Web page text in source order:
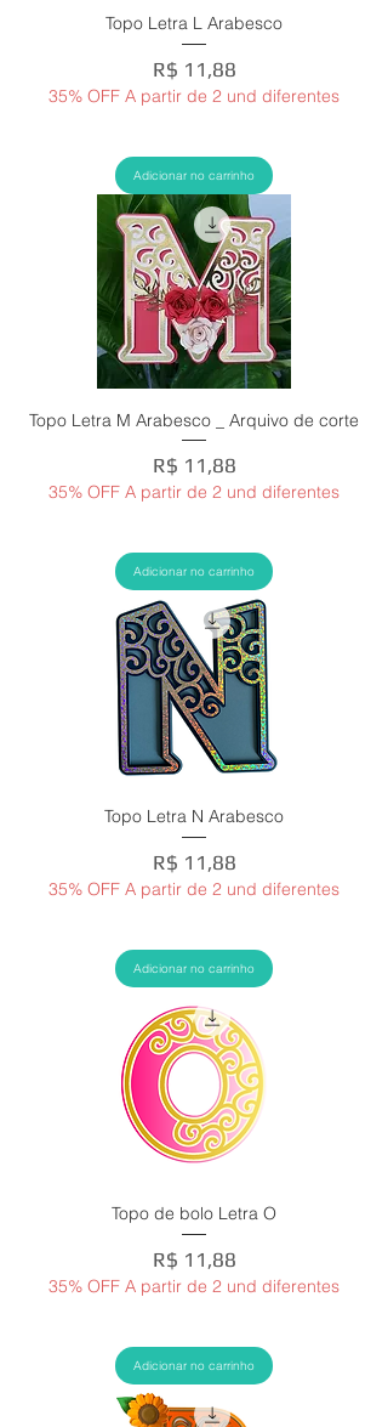
Topo Letra L Arabesco
Preço
R$ 11,88
35% OFF A partir de 2 und diferentes
Adicionar no carrinho
Topo Letra M Arabesco _ Arquivo de corte
Preço
R$ 11,88
35% OFF A partir de 2 und diferentes
Adicionar no carrinho
Topo Letra N Arabesco
Preço
R$ 11,88
35% OFF A partir de 2 und diferentes
Adicionar no carrinho
Topo de bolo Letra O
Preço
R$ 11,88
35% OFF A partir de 2 und diferentes
Adicionar no carrinho